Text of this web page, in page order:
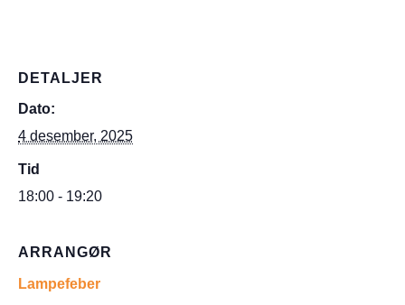
DETALJER
Dato:
4 desember, 2025
Tid
18:00 - 19:20
ARRANGØR
Lampefeber